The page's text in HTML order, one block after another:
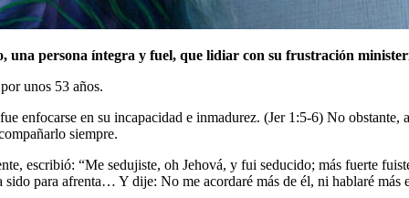
una persona íntegra y fuel, que lidiar con su frustración
unos 53 años.
enfocarse en su incapacidad e inmadurez. (Jer 1:5-6) No
siempre.
escribió: “Me sedujiste, oh Jehová, y fui seducido; más fuerte
para afrenta… Y dije: No me acordaré más de él, ni hablaré